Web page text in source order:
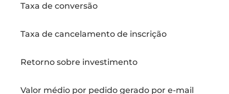
Taxa de conversão
Taxa de cancelamento de inscrição
Retorno sobre investimento
Valor médio por pedido gerado por e-mail